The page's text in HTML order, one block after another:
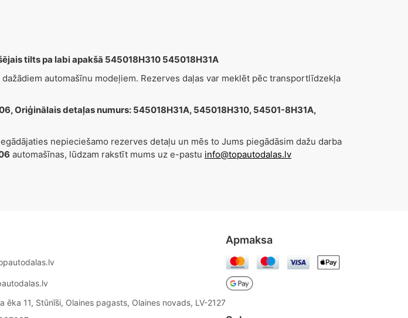
tilts pa labi apakšā 545018H310 545018H31A
automašīnu modeļiem. Rezerves daļas var meklēt pēc transportlīdzekļa
Oriģinālais detaļas numurs: 545018H31A, 545018H310, 54501-8H31A,
nepieciešamo rezerves detaļu un mēs to Jums piegādāsim dažu darba
automašīnas, lūdzam rakstīt mums uz e-pastu info@topautodalas.lv
ēka 11, Stūnīši, Olaines pagasts, Olaines novads, LV-2127
Apmaksa